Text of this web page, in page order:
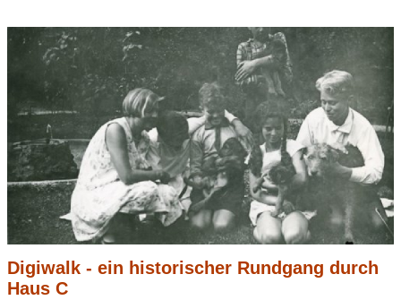
Digiwalk - ein historischer Rundgang durch
Haus C